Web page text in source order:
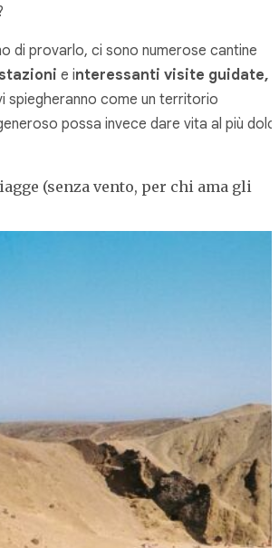
di provarlo, ci sono numerose cantine
e interessanti visite guidate,
spiegheranno come un territorio
possa invece dare vita al più
(senza vento, per chi ama gli